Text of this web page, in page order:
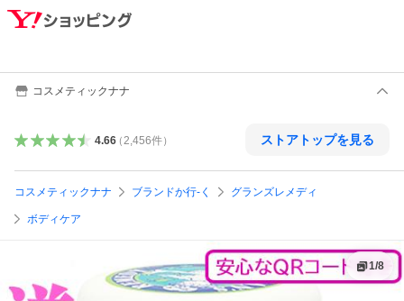
コスメティックナナ
4.66（ 2,456件） ストアトップを見る
コスメティックナナ ブランドか行-く グランズレメディ
ボディケア
1/8